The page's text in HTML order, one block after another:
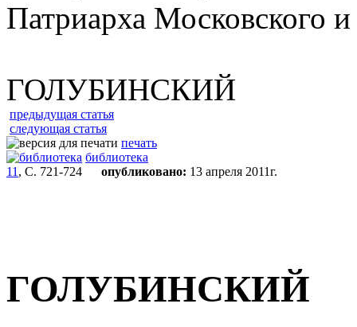
Патриарха Московского
ГОЛУБИНСКИЙ
предыдущая статья
следующая статья
печать
библиотека
11 , С. 721-724 опубликовано: 13 апреля 2011г.
ГОЛУБИНСКИЙ